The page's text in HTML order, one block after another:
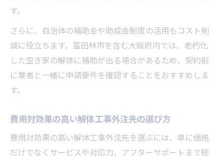
す。
さらに、自治体の補助金や助成金制度の活用もコスト削
減に役立ちます。富田林市を含む大阪府内では、老朽化
した空き家の解体に補助が出る場合があるため、契約前
に業者と一緒に申請要件を確認することをおすすめしま
す。
費用対効果の高い解体工事外注先の選び方
費用対効果の高い解体工事外注先を選ぶには、単に価格
だけでなくサービスや対応力、アフターサポートまで総